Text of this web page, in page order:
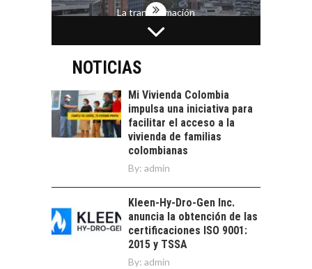
La transformación
estratégica de los
recursos humanos en
FINANCIAMIENTO
PARA PYMES EN
ALTERNATIVAS MÁS
ALLÁ DEL CRÉDITO
BANCARIO
Financiamiento para
pymes en Chile:
alternativas que
trascienden el
EL CRECIMIENTO DE
LOS SERVICIOS
EXPORTADOS DESDE
CHILE
El auge de las
exportaciones de
servicios digitales en
TORRES DEL PAINE Y
NOTICIAS
Mi Vivienda Colombia
impulsa una iniciativa para
facilitar el acceso a la
vivienda de familias
colombianas
By: admin
Kleen-Hy-Dro-Gen Inc.
anuncia la obtención de las
certificaciones ISO 9001:
2015 y TSSA
By: admin